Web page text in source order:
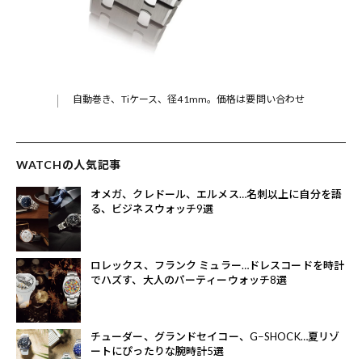
自動巻き、Tiケース、径41mm。価格は要問い合わせ
WATCHの人気記事
オメガ、クレドール、エルメス…名刺以上に自分を語
る、ビジネスウォッチ9選
ロレックス、フランク ミュラー…ドレスコードを時計
でハズす、大人のパーティーウォッチ8選
チューダー、グランドセイコー、G−SHOCK…夏リゾ
ートにぴったりな腕時計5選